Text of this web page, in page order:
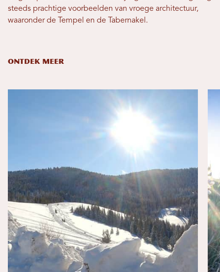
steeds prachtige voorbeelden van vroege architectuur,
waaronder de Tempel en de Tabernakel.
ONTDEK MEER